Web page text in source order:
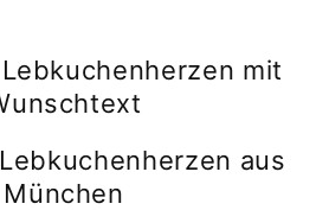
mit
aus
München